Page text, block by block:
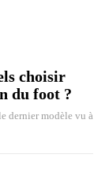
choisir
du foot ?
dernier modèle vu à